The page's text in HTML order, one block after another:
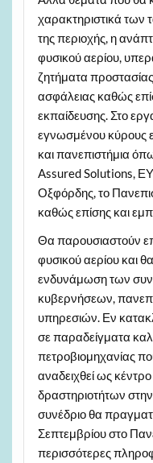
χαρακτηριστικά
της περιοχής, η
φυσικού αερίου,
ζητήματα
ασφάλειας καθώς
εκπαίδευσης. Στο
εγνωσμένου κύρους
και πανεπιστήμια
Assured Solutions,
Οξφόρδης, το
καθώς επίσης και
Θα παρουσιαστούν
φυσικού αερίου και
ενδυνάμωση των
κυβερνήσεων,
υπηρεσιών. Εν
σε παραδείγματα
πετροβιομηχανίας
αναδειχθεί ως
δραστηριοτήτων
συνέδριο θα
Σεπτεμβρίου στο
περισσότερες